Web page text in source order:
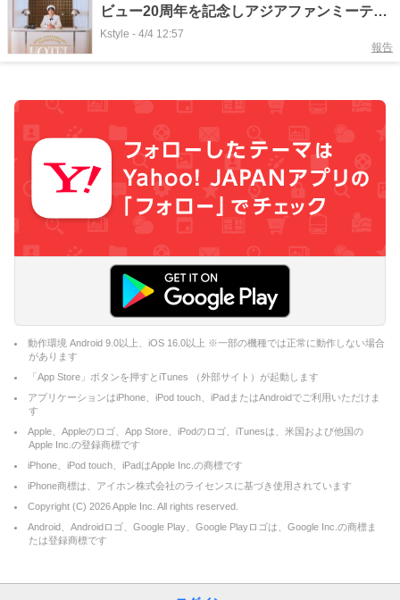
ビュー20周年を記念しアジアファンミーティ
ングツアー開催
Kstyle - 4/4 12:57
報告
動作環境 Android 9.0以上、iOS 16.0以上 ※一部の機種では正常に動作しない場合
があります
「App Store」ボタンを押すとiTunes （外部サイト）が起動します
アプリケーションはiPhone、iPod touch、iPadまたはAndroidでご利用いただけま
す
Apple、Appleのロゴ、App Store、iPodのロゴ、iTunesは、米国および他国の
Apple Inc.の登録商標です
iPhone、iPod touch、iPadはApple Inc.の商標です
iPhone商標は、アイホン株式会社のライセンスに基づき使用されています
Copyright (C) 2026Apple Inc. All rights reserved.
Android、Androidロゴ、Google Play、Google Playロゴは、Google Inc.の商標ま
たは登録商標です